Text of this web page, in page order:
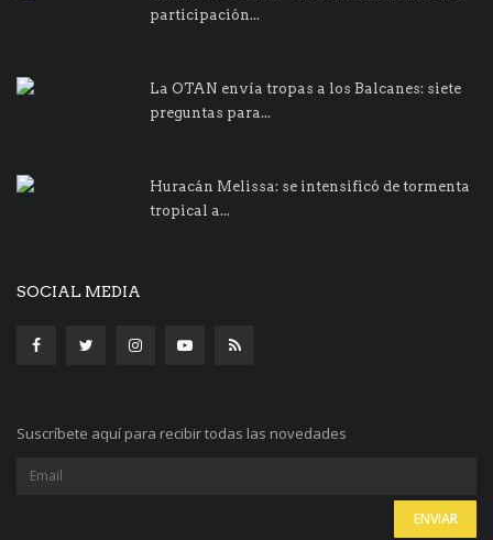
participación...
La OTAN envía tropas a los Balcanes: siete
preguntas para...
Huracán Melissa: se intensificó de tormenta
tropical a...
SOCIAL MEDIA
Suscríbete aquí para recibir todas las novedades